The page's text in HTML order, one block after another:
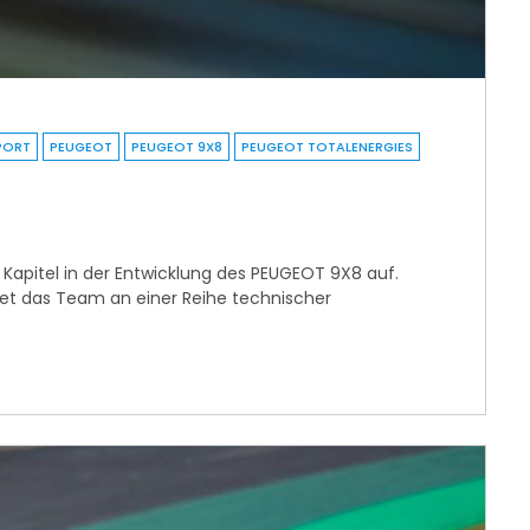
PEUGEOT PEUGEOT 9X8 PEUGEOT TOTALENERGIES
in der Entwicklung des PEUGEOT 9X8 auf.
das Team an einer Reihe technischer